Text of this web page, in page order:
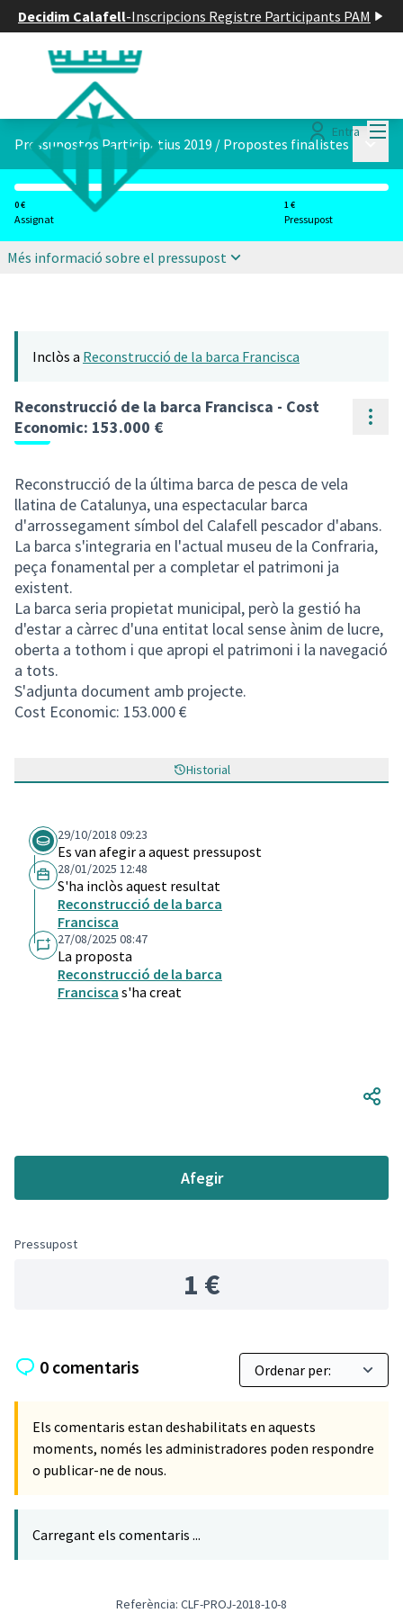
Decidim Calafell-Inscripcions Registre Participants PAM
Entra
Pressupostos Participatius 2019 / Propostes finalistes
0 €
Assignat
1 €
Pressupost
Més informació sobre el pressupost
Inclòs a Reconstrucció de la barca Francisca
Reconstrucció de la barca Francisca - Cost
Economic: 153.000 €
Reconstrucció de la última barca de pesca de vela
llatina de Catalunya, una espectacular barca
d'arrossegament símbol del Calafell pescador d'abans.
La barca s'integraria en l'actual museu de la Confraria,
peça fonamental per a completar el patrimoni ja
existent.
La barca seria propietat municipal, però la gestió ha
d'estar a càrrec d'una entitat local sense ànim de lucre,
oberta a tothom i que apropi el patrimoni i la navegació
a tots.
S'adjunta document amb projecte.
Cost Economic: 153.000 €
Historial
29/10/2018 09:23
Es van afegir a aquest pressupost
28/01/2025 12:48
S'ha inclòs aquest resultat
Reconstrucció de la barca
Francisca
27/08/2025 08:47
La proposta
Reconstrucció de la barca
Francisca s'ha creat
Afegir
Pressupost
1 €
0 comentaris
Els comentaris estan deshabilitats en aquests
moments, només les administradores poden respondre
o publicar-ne de nous.
Carregant els comentaris ...
Referència: CLF-PROJ-2018-10-8